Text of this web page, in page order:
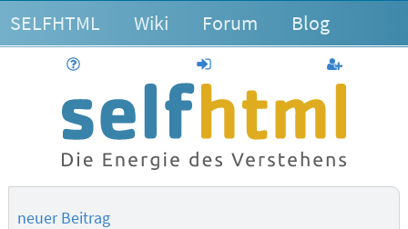
SELFHTML Wiki Forum Blog
anmelden
neuer Beitrag